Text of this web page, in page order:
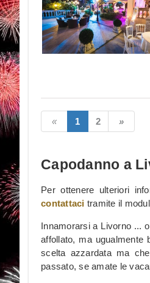
1 2
Capodanno a
Per ottenere ulteriori
contattaci tramite il
Innamorarsi a Livorno ...
affollato, ma ugualmente
scelta azzardata ma
passato, se amate le